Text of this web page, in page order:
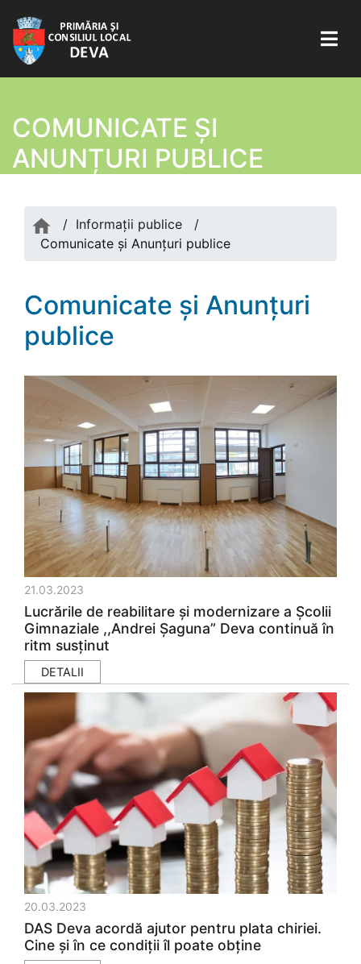
COMUNICATE ŞI
ANUNȚURI PUBLICE
/ Informații publice
/
Comunicate şi Anunțuri publice
Comunicate şi Anunțuri
publice
21.03.2023
Lucrările de reabilitare și modernizare a Școlii
Gimnaziale ,,Andrei Șaguna” Deva continuă în
ritm susținut
DETALII
20.03.2023
DAS Deva acordă ajutor pentru plata chiriei.
Cine și în ce condiții îl poate obține